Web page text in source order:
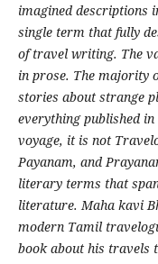
imagined descriptions
single term that fully
of travel writing. The
in prose. The majority
stories about strange
everything published
voyage, it is not
Payanam, and
literary terms that
literature. Maha kavi
modern Tamil
book about his travels